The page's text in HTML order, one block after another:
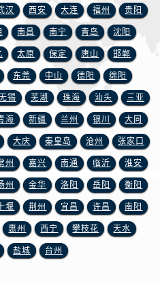
江西省景德镇市珠山区珠山中路浪琴售后服务中心（需提前预约）
江西省九江市浔阳区浔阳路浪琴售后服务中心（需提前预约）
江西省南昌市红谷滩新区红谷中大道998号绿地双子塔（中央广场）A1座办公楼14层1407室浪琴售后服务中心（需提前预约）
江西省萍乡市安源区萍安北大道与康庄路交叉口浪琴售后服务中心（需提前预约）
江西省上饶市信州区滨江西路浪琴售后服务中心（需提前预约）
江西省新余市渝水区北湖西路浪琴售后服务中心（需提前预约）
江西省宜春市袁州区中山中路浪琴售后服务中心（需提前预约）
江西省鹰潭市月湖区胜利东路浪琴售后服务中心（需提前预约）
山东省德州市德城区东风中路浪琴售后服务中心（需提前预约）
山东省东营市东营区济南路浪琴售后服务中心（需提前预约）
山东省济南市历下区经十路11111号华润中心写字楼（万象城）15层1508室浪琴售后服务中心（需提前预约）
山东省济宁市任城区太白楼路浪琴售后服务中心（需提前预约）
山东省莱芜市文化南路8号银座商城名表维修一楼名表维修浪琴售后服务中心（需提前预约）
汉 西安 大连 福州 贵阳
南昌 南宁 青岛 沈阳
太原 保定 唐山 邯郸
东莞 中山 德阳 绵阳
锡 芜湖 珠海 汕头 三亚
海 新疆 兰州 银川 大同
大庆 秦皇岛 沧州 张家口
州 嘉兴 南通 临沂 淮安
州 金华 洛阳 岳阳 衡阳
堰 荆州 宜昌 许昌 南阳
惠州 西宁 攀枝花 天水
盐城 台州